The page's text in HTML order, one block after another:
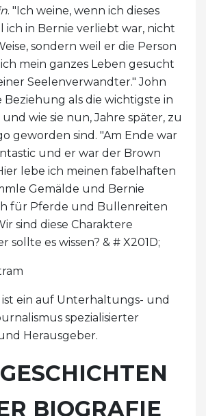
. "Ich weine, wenn ich dieses
ich in Bernie verliebt war, nicht
sondern weil er die Person
mein ganzes Leben gesucht
Seelenverwandter." John
als die wichtigste in
wie sie nun, Jahre später, zu
geworden sind. "Am Ende war
und er war der Brown
lebe ich meinen fabelhaften
Gemälde und Bernie
für Pferde und Bullenreiten
sind diese Charaktere
sollte es wissen? & # X201D;
ein auf Unterhaltungs- und
spezialisierter
Herausgeber.
BIOGRAFIE